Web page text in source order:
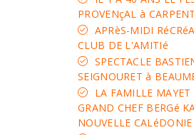
PROVENçAL à
APRèS-MIDI
CLUB DE L'AMITIé
SPECTACLE
SEIGNOURET à
LA FAMILLE MAYET
GRAND CHEF BERGé
NOUVELLE CALéDONIE